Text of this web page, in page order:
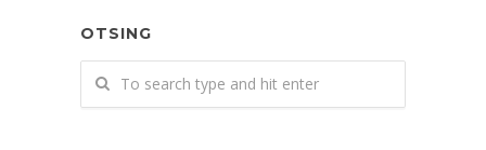
OTSING